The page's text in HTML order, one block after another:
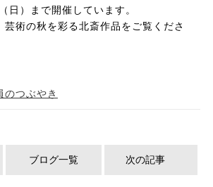
日）まで開催しています。
芸術の秋を彩る北斎作品をご覧くださ
のつぶやき
ブログ一覧 次の記事